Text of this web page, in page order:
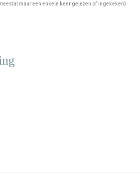
maar een enkele keer gelezen of ingekeken)